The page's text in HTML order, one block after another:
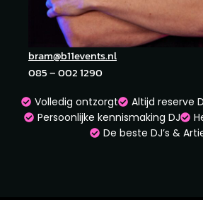
bram@b11events.nl
085 – 002 1290
Volledig ontzorgt Altijd reserve
Persoonlijke kennismaking DJ
De beste DJ’s &